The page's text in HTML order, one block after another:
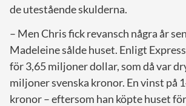
de utestående skulderna.
– Men Chris fick revansch några år
Madeleine sålde huset. Enligt
för 3,65 miljoner dollar, som då var
miljoner svenska kronor. En vinst på
kronor – eftersom han köpte huset